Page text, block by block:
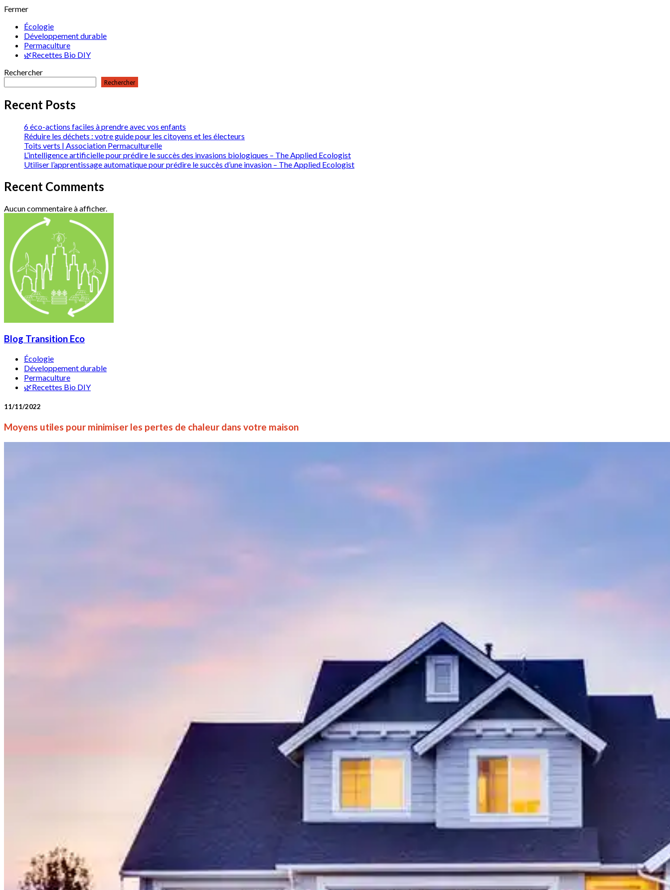
Fermer
Écologie
Développement durable
Permaculture
🌿Recettes Bio DIY
Rechercher
Rechercher
Recent Posts
6 éco-actions faciles à prendre avec vos enfants
Réduire les déchets : votre guide pour les citoyens et les électeurs
Toits verts | Association Permaculturelle
L’intelligence artificielle pour prédire le succès des invasions biologiques – The Applied Ecologist
Utiliser l’apprentissage automatique pour prédire le succès d’une invasion – The Applied Ecologist
Recent Comments
Aucun commentaire à afficher.
Blog Transition Eco
Écologie
Développement durable
Permaculture
🌿Recettes Bio DIY
11/11/2022
Moyens utiles pour minimiser les pertes de chaleur dans votre maison